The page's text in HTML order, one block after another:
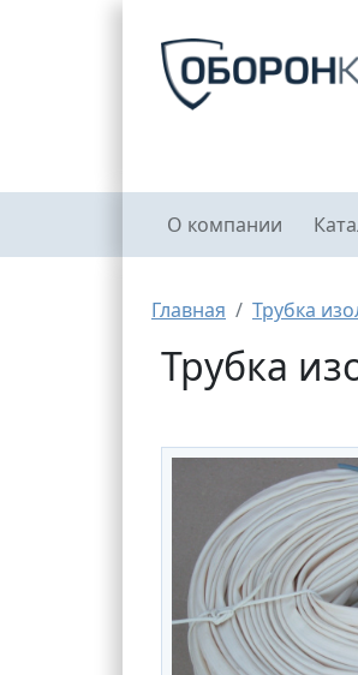
Главное меню
О компании
Строка
Главная Трубка
Трубка